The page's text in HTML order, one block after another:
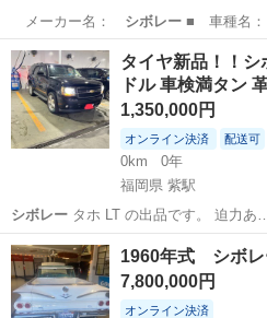
メーカー名： シボレー■ 車種名
ー…
神奈川 相模原市 その他
タイヤ新品！！シ
ドル 車検満タン
1,350,000円
オンライン決済 配送可
0km
0年
福岡県 紫駅
シボレー
タホ LT の出品です。 迫力
福岡 太宰府市 紫駅 その他
1960年式 シボ
7,800,000円
オンライン決済